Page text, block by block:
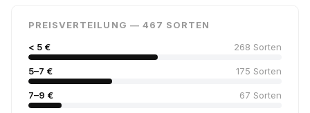
PREISVERTEILUNG — 467 SORTEN
< 5 €
268 Sorten
5–7 € 175 Sorten
7–9 € 67 Sorten